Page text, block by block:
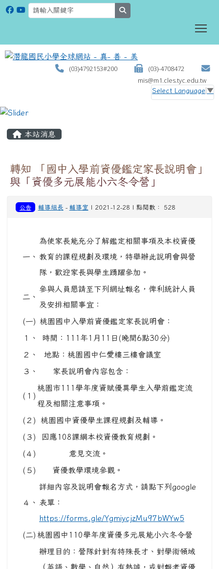
(03)4792153#200
(03)-4708472
mis@m1.cles.tyc.edu.tw
Select Language ▼
本站消息
轉知 「國中入學前資優鑑定家長說明會」
與「資優多元展能小六冬令營」
公告 輔導組長 - 輔導室 | 2021-12-28 | 點閱數： 528
一、
為使家長能充分了解鑑定相關事項及本校資優
教育的課程規劃及環境，特舉辦此說明會與營
隊，歡迎家長與學生踴躍參加。
二、
參與人員懇請至下列網址報名，俾利統計人員
及安排相關事宜：
(一) 桃園國中入學前資優鑑定家長說明會：
１、 時間：111年1月11日(晚間6點30分)
２、 地點：桃園國中仁愛樓三樓會議室
３、 家長說明會內容包含：
(１)
桃園市111學年度資賦優異學生入學前鑑定流
程及相關注意事項。
(２) 桃園國中資優學生課程規劃及輔導。
(３) 因應108課綱本校資優教育規劃。
(４) 意見交流。
(５) 資優教學環境參觀。
４、
詳細內容及說明會報名方式，請點下列google
表單：
https://forms.gle/YgmiycjzMu97bWYw5
(二) 桃園國中110學年度資優多元展能小六冬令營
辦理目的：營隊針對有特殊長才、對學術領域
（英語、數學、自然）有熱誠，或對報考資優